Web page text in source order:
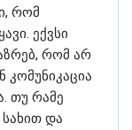
რომ
ექვსი
რომ არ
კომუნიკაცია
თუ რამე
და